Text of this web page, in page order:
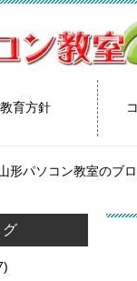
教育方針
形パソコン教室のブ
グ